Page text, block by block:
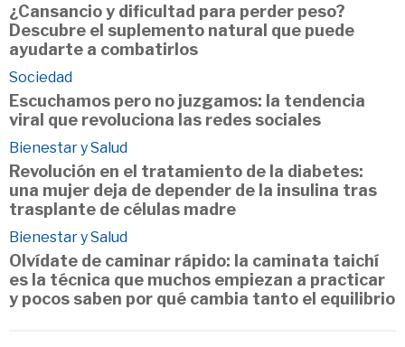
¿Cansancio y dificultad para perder peso?
Descubre el suplemento natural que puede
ayudarte a combatirlos
Sociedad
Escuchamos pero no juzgamos: la tendencia
viral que revoluciona las redes sociales
Bienestar y Salud
Revolución en el tratamiento de la diabetes:
una mujer deja de depender de la insulina tras
trasplante de células madre
Bienestar y Salud
Olvídate de caminar rápido: la caminata taichí
es la técnica que muchos empiezan a practicar
y pocos saben por qué cambia tanto el equilibrio